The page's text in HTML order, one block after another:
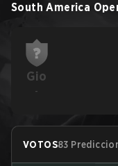
South America
Gio
-
VOTOS83